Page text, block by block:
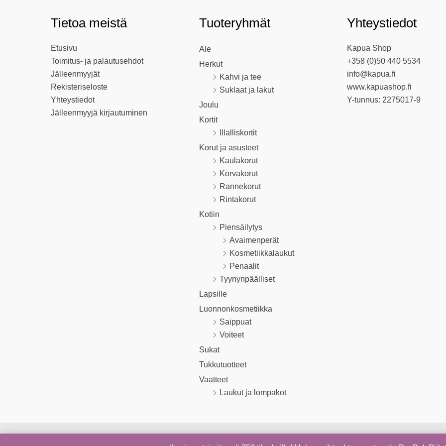
Tietoa meistä
Etusivu
Toimitus- ja palautusehdot
Jälleenmyyjät
Rekisteriseloste
Yhteystiedot
Jälleenmyyjä kirjautuminen
Tuoteryhmät
Ale
Herkut
Kahvi ja tee
Suklaat ja lakut
Joulu
Kortit
Illalliskortit
Korut ja asusteet
Kaulakorut
Korvakorut
Rannekorut
Rintakorut
Kotiin
Piensäilytys
Avaimenperät
Kosmetiikkalaukut
Penaalit
Tyynynpäälliset
Lapsille
Luonnonkosmetiikka
Saippuat
Voiteet
Sukat
Tukkutuotteet
Vaatteet
Laukut ja lompakot
Yhteystiedot
Kapua Shop
+358 (0)50 440 5534
info@kapua.fi
www.kapuashop.fi
Y-tunnus: 2275017-9